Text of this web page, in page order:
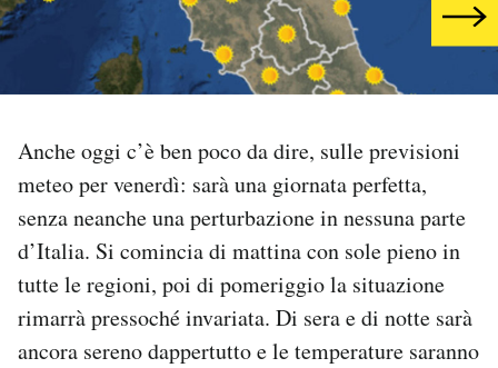
NEWSLETTER
SHOP
AREA PERSONALE
Anche oggi c’è ben poco da dire, sulle previsioni
meteo per venerdì: sarà una giornata perfetta,
senza neanche una perturbazione in nessuna parte
d’Italia. Si comincia di mattina con sole pieno in
tutte le regioni, poi di pomeriggio la situazione
rimarrà pressoché invariata. Di sera e di notte sarà
ancora sereno dappertutto e le temperature saranno